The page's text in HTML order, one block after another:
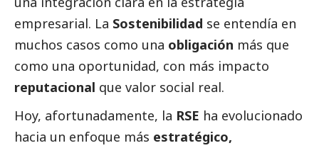
empresarial. La Sostenibilidad se entendía en
muchos casos como una obligación más que
como una oportunidad, con más impacto
reputacional que valor social real.
Hoy, afortunadamente, la RSE ha evolucionado
hacia un enfoque más estratégico,